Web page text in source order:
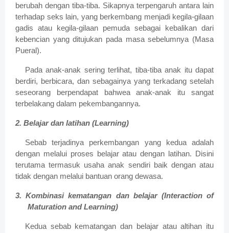
berubah dengan tiba-tiba. Sikapnya terpengaruh antara lain
terhadap seks lain, yang berkembang menjadi kegila-gilaan
gadis atau kegila-gilaan pemuda sebagai kebalikan dari
kebencian yang ditujukan pada masa sebelumnya (Masa
Pueral).
Pada anak-anak sering terlihat, tiba-tiba anak itu dapat
berdiri, berbicara, dan sebagainya yang terkadang setelah
seseorang berpendapat bahwea anak-anak itu sangat
terbelakang dalam pekembangannya.
2. Belajar dan latihan (Learning)
Sebab terjadinya perkembangan yang kedua adalah
dengan melalui proses belajar atau dengan latihan. Disini
terutama termasuk usaha anak sendiri baik dengan atau
tidak dengan melalui bantuan orang dewasa.
3. Kombinasi kematangan dan belajar (Interaction of
Maturation and Learning)
Kedua sebab kematangan dan belajar atau altihan itu